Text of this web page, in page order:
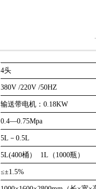
4头
380V /220V /50HZ
输送带电机：0.18KW
0.4—0.75Mpa
5L－0.5L
5L(400桶） 1L（1000瓶）
≤±1.5%